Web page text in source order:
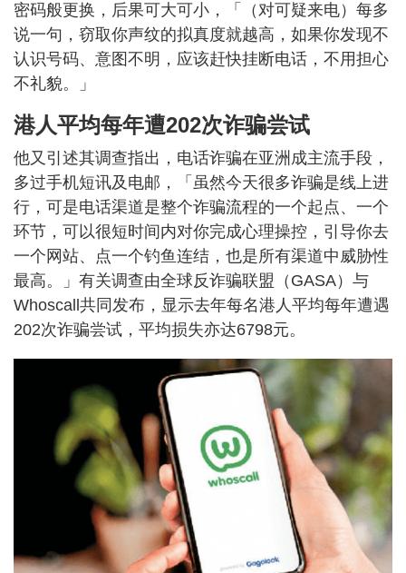
密码般更换，后果可大可小，「（对可疑来电）每多
说一句，窃取你声纹的拟真度就越高，如果你发现不
认识号码、意图不明，应该赶快挂断电话，不用担心
不礼貌。」
港人平均每年遭202次诈骗尝试
他又引述其调查指出，电话诈骗在亚洲成主流手段，
多过手机短讯及电邮，「虽然今天很多诈骗是线上进
行，可是电话渠道是整个诈骗流程的一个起点、一个
环节，可以很短时间内对你完成心理操控，引导你去
一个网站、点一个钓鱼连结，也是所有渠道中威胁性
最高。」有关调查由全球反诈骗联盟（GASA）与
Whoscall共同发布，显示去年每名港人平均每年遭遇
202次诈骗尝试，平均损失亦达6798元。